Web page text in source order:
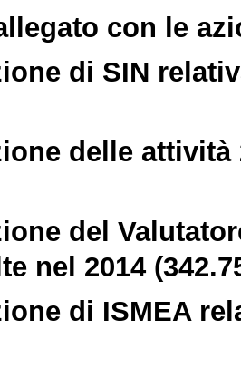
con le
di SIN
delle attività
del
nel 2014
di ISMEA